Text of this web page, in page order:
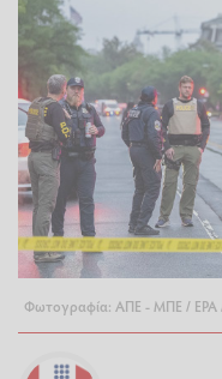
Φωτογραφία: ΑΠΕ - ΜΠΕ / EPA